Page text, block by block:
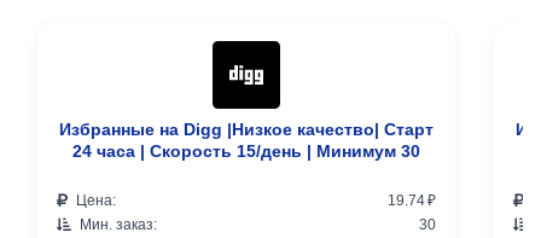
Избранные на Digg |Низкое качество| Старт
24 часа | Скорость 15/день | Минимум 30
Цена:
19.74 ₽
Мин. заказ:
30